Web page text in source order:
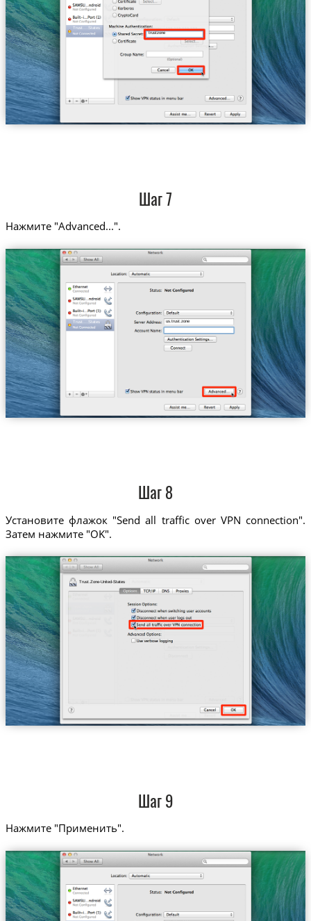
Trust....States
trustzone
Шаг 7
Нажмите "Advanced...".
Trust....States us.trust.zone
Шаг 8
Установите флажок "Send all traffic over VPN connection".
Затем нажмите "OK".
Trust.Zone-United-States
Шаг 9
Нажмите "Применить".